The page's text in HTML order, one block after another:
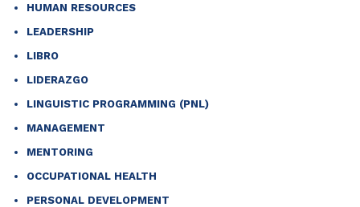
HUMAN RESOURCES
LEADERSHIP
LIBRO
LIDERAZGO
LINGUISTIC PROGRAMMING (PNL)
MANAGEMENT
MENTORING
OCCUPATIONAL HEALTH
PERSONAL DEVELOPMENT